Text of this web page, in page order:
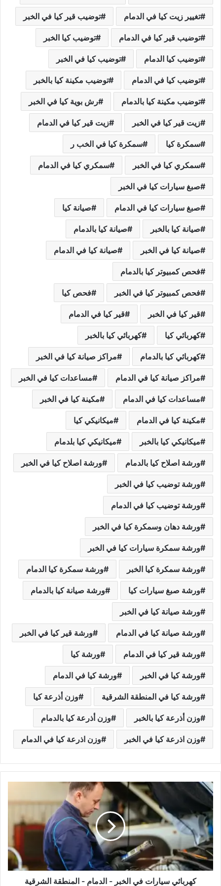
تغيير زيت كيا في الدمام توضيب قير كيا في الخبر
توضيب قير كيا في الدمام توضيب كيا الخبر
توضيب كيا الدمام توضيب كيا في الخبر
توضيب كيا في الدمام توضيب مكينة كيا بالخبر
توضيب مكينة كيا بالدمام رش بوية كيا في الخبر
زيت قير كيا في الخبر زيت قير كيا في الدمام
سمكرة كيا سمكرة كيا في الخب ر
سمكري كيا في الخبر سمكري كيا في الدمام
صبغ سيارات كيا في الخبر
صبغ سيارات كيا في الدمام صيانة كيا
صيانة كيا بالخبر صيانة كيا بالدمام
صيانة كيا في الخبر صيانة كيا في الدمام
فحص كمبيوتر كيا بالدمام
فحص كمبيوتر كيا في الخبر فحص كيا
قير كيا في الخبر قير كيا في الدمام
كهربائي كيا كهربائي كيا بالخبر
كهربائي كيا بالدمام مراكز صيانة كيا في الخبر
مراكز صيانة كيا في الدمام مساعدات كيا في الخبر
مساعدات كيا في الدمام مكينة كيا في الخبر
مكينة كيا في الدمام ميكانيكي كيا
ميكانيكي كيا بالخبر ميكانيكي كيا بلدمام
ورشة اصلاح كيا بالدمام ورشة اصلاح كيا في الخبر
ورشة توضيب كيا في الخبر
ورشة توضيب كيا في الدمام
ورشة دهان وسمكرة كيا في الخبر
ورشة سمكرة سيارات كيا في الخبر
ورشة سمكرة كيا الخبر ورشة سمكرة كيا الدمام
ورشة صبغ سيارات كيا ورشة صيانة كيا بالدمام
ورشة صيانة كيا في الخبر
ورشة صيانة كيا في الدمام ورشة قير كيا في الخبر
ورشة قير كيا في الدمام ورشة كيا
ورشة كيا في الخبر ورشة كيا في الدمام
ورشة كيا في المنطقة الشرقية وزن أذرعة كيا
وزن أذرعة كيا بالخبر وزن أذرعة كيا بالدمام
وزن اذرعة كيا في الخبر وزن اذرعة كيا في الدمام
ك
ه
ر
ب
ا
ئ
ي
س
ي
كهربائي سيارات في الخبر - الدمام - المنطقة الشرقية